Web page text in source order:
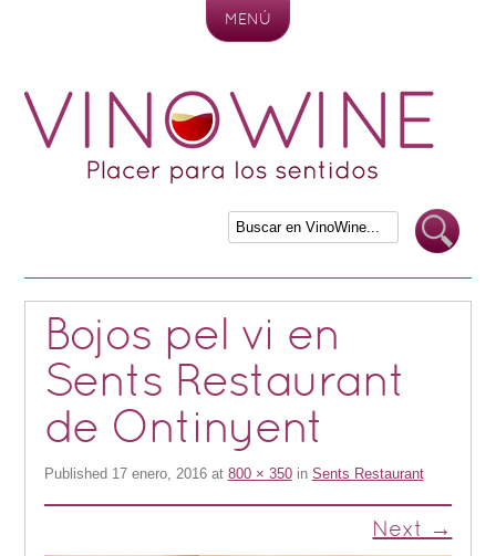
MENÚ
Bojos pel vi en
Sents Restaurant
de Ontinyent
Published 17 enero, 2016at 800 × 350in Sents Restaurant
Next →